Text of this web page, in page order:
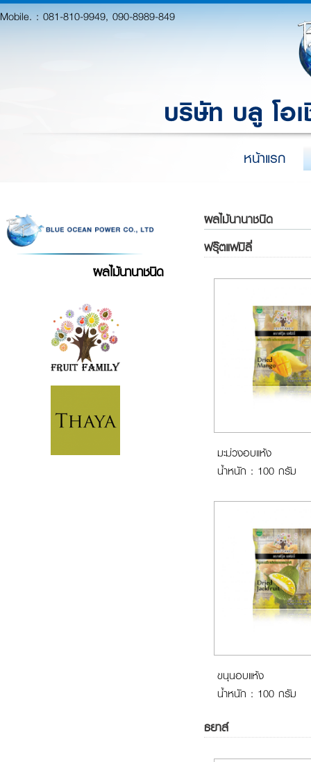
Mobile. :081-810-9949, 090-8989-849
บริษัท บลู โอ
หน้าแรก
ผลไม้นานาชนิด
ผลไม้นานาชนิด
ฟรุ๊ตแฟมิลี่
มะม่วงอบแห้ง
น้ำหนัก : 100 กรัม
ขนุนอบแห้ง
น้ำหนัก : 100 กรัม
ธยาส์